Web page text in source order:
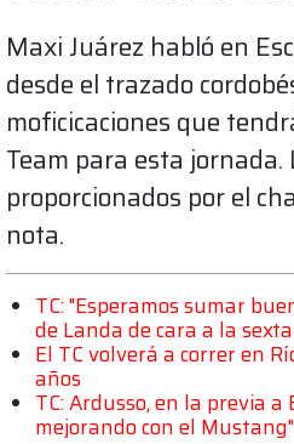
Maxi Juárez habló en
desde el trazado
moficicaciones que
Team para esta jornada.
proporcionados por el
nota.
TC: "Esperamos sumar
de Landa de cara a la
El TC volverá a correr en
años
TC: Ardusso, en la previa a
mejorando con el Mustang"